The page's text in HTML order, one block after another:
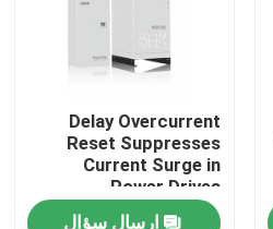
Delay Overcurrent
Reset Suppresses
Current Surge in
Power Drives
ارسال سؤال